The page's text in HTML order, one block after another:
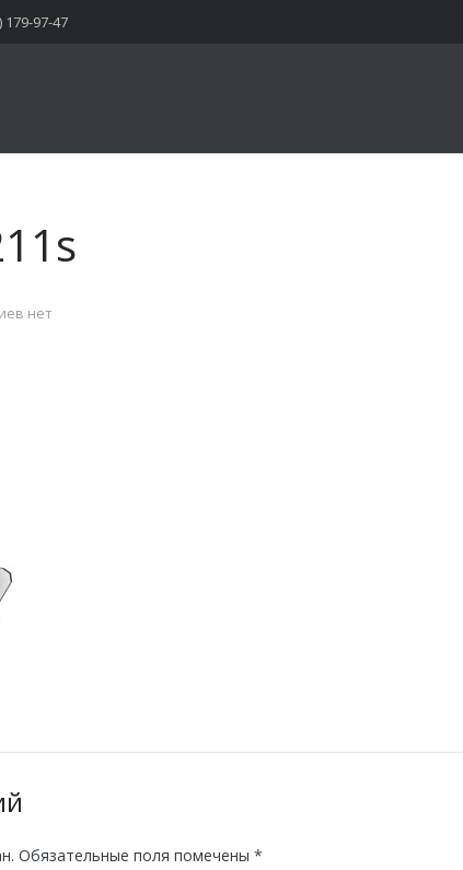
179-97-47
нет
Обязательные поля помечены *